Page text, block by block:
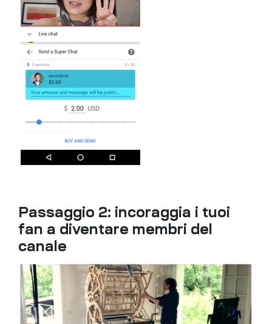
Passaggio 2: incoraggia i tuoi
fan a diventare membri del
canale